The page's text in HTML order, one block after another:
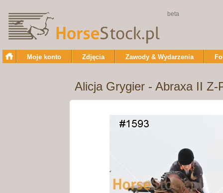
beta
Moje konto Zdjęcia Zawody & Wydarzenia
Alicja Grygier - Abraxa II Z-